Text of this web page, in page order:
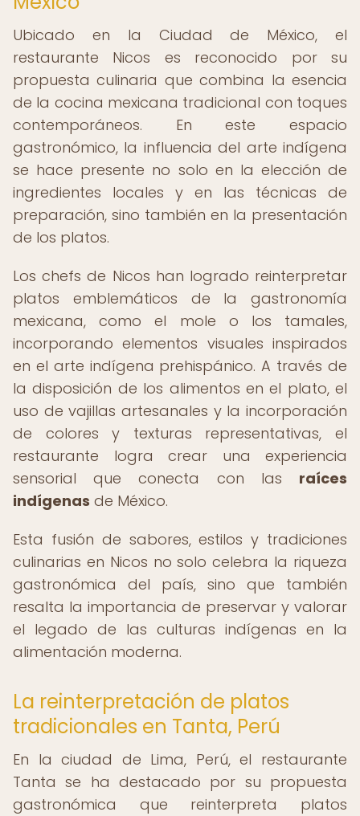
Ubicado en la Ciudad de México, el
restaurante Nicos es reconocido por su
propuesta culinaria que combina la esencia
de la cocina mexicana tradicional con toques
contemporáneos. En este espacio
gastronómico, la influencia del arte indígena
se hace presente no solo en la elección de
ingredientes locales y en las técnicas de
preparación, sino también en la presentación
de los platos.
Los chefs de Nicos han logrado reinterpretar
platos emblemáticos de la gastronomía
mexicana, como el mole o los tamales,
incorporando elementos visuales inspirados
en el arte indígena prehispánico. A través de
la disposición de los alimentos en el plato, el
uso de vajillas artesanales y la incorporación
de colores y texturas representativas, el
restaurante logra crear una experiencia
sensorial que conecta con las raíces
indígenas de México.
Esta fusión de sabores, estilos y tradiciones
culinarias en Nicos no solo celebra la riqueza
gastronómica del país, sino que también
resalta la importancia de preservar y valorar
el legado de las culturas indígenas en la
alimentación moderna.
La reinterpretación de platos
tradicionales en Tanta, Perú
En la ciudad de Lima, Perú, el restaurante
Tanta se ha destacado por su propuesta
gastronómica que reinterpreta platos